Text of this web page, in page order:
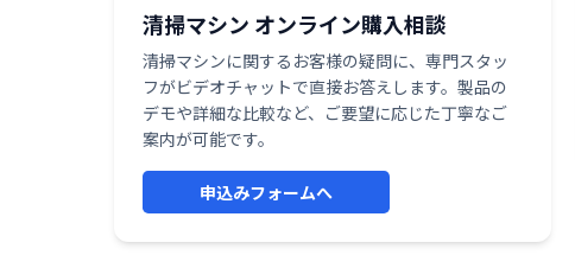
清掃マシン オンライン購入相談
清掃マシンに関するお客様の疑問に、専門スタッ
フがビデオチャットで直接お答えします。製品の
デモや詳細な比較など、ご要望に応じた丁寧なご
案内が可能です。
申込みフォームへ